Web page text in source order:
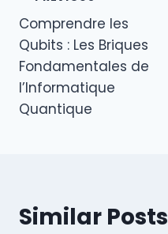
navigation
Comprendre les
Qubits : Les Briques
Fondamentales de
l’Informatique
Quantique
Similar Posts